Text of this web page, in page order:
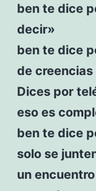
ben te dice
decir»
ben te dice
de
Dices por
eso es
ben te dice
solo se
un